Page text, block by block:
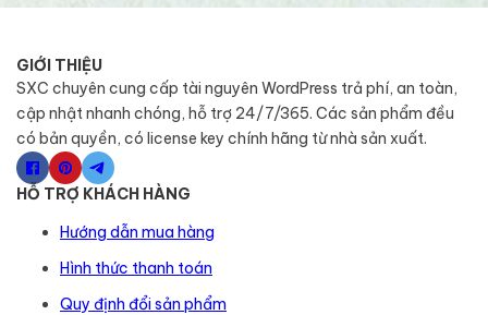
GIỚI THIỆU
SXC chuyên cung cấp tài nguyên WordPress trả phí, an toàn,
cập nhật nhanh chóng, hỗ trợ 24/7/365. Các sản phẩm đều
có bản quyền, có license key chính hãng từ nhà sản xuất.
HỖ TRỢ KHÁCH HÀNG
Hướng dẫn mua hàng
Hình thức thanh toán
Quy định đổi sản phẩm